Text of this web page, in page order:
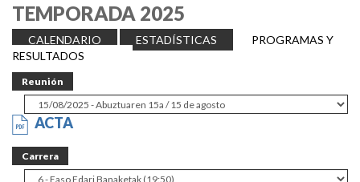
TEMPORADA 2025
CALENDARIO ESTADÍSTICAS
PROGRAMAS Y
RESULTADOS
Reunión
ACTA
Carrera